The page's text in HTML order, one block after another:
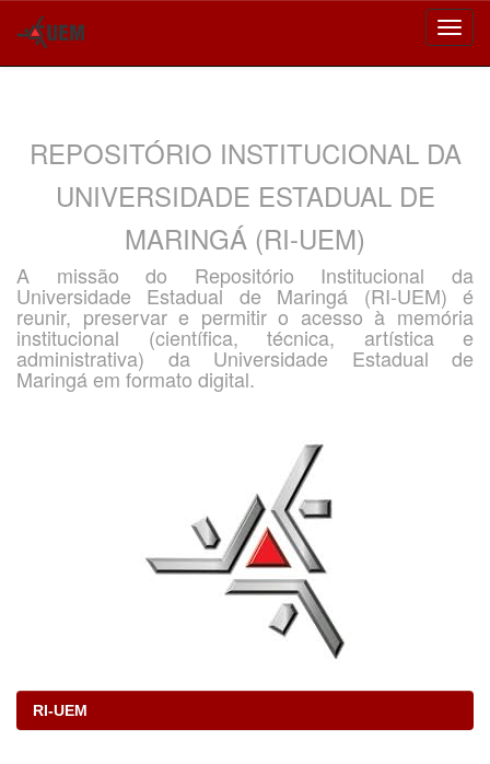
REPOSITÓRIO INSTITUCIONAL DA
UNIVERSIDADE ESTADUAL DE
MARINGÁ (RI-UEM)
A missão do Repositório Institucional da
Universidade Estadual de Maringá (RI-UEM) é
reunir, preservar e permitir o acesso à memória
institucional (científica, técnica, artística e
administrativa) da Universidade Estadual de
Maringá em formato digital.
RI-UEM